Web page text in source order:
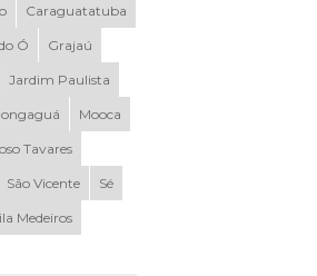
Caraguatatuba
Ó Grajaú
Jardim Paulista
Mooca
Tavares
São Vicente Sé
Medeiros